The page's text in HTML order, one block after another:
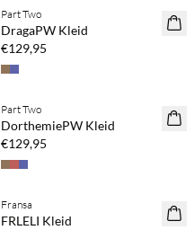
NEUHEITEN
Part Two
DragaPW Kleid
€129,95
NEUHEITEN
Kaufe mind. 2 & spare 20 %
Part Two
DorthemiePW Kleid
€129,95
NEUHEITEN
Kaufe mind. 2 & spare 20 %
Fransa
FRLELI Kleid